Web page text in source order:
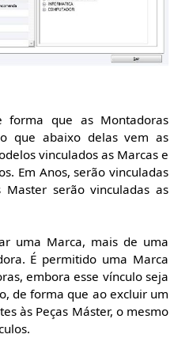
forma que as Montadoras
que abaixo delas vem as
vinculados as Marcas e
Em Anos, serão vinculadas
Master serão vinculadas as
uma Marca, mais de uma
É permitido uma Marca
embora esse vínculo seja
de forma que ao excluir um
às Peças Máster, o mesmo